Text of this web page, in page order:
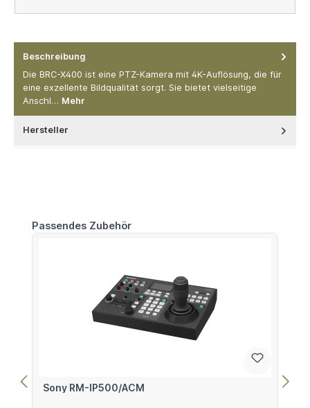
Beschreibung
Die BRC-X400 ist eine PTZ-Kamera mit 4K-Auflösung, die für
eine exzellente Bildqualität sorgt. Sie bietet vielseitige
Anschl… Mehr
Hersteller
Produktgalerie überspringen
Passendes Zubehör
Sony RM-IP500/ACM